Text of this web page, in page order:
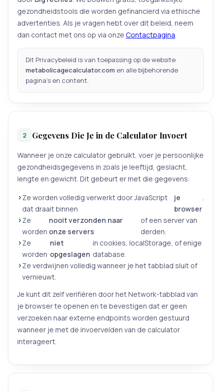
gezondheidstools die worden gefinancierd via ethische
advertenties. Als je vragen hebt over dit beleid, neem
dan contact met ons op via onze Contactpagina
Dit Privacybeleid is van toepassing op de website
metabolicagecalculator.com en alle bijbehorende
pagina's en content.
2 Gegevens Die Je in de Calculator Invoert
Wanneer je onze calculator gebruikt, voer je persoonlijke
gezondheidsgegevens in zoals je leeftijd, geslacht,
lengte en gewicht. Dit gebeurt er met die gegevens:
Ze worden volledig verwerkt door JavaScript
dat draait binnen
je
browser
.
Ze
worden
nooit verzonden naar
onze servers
of een server van
derden.
Ze
worden
niet
opgeslagen
in cookies, localStorage, of enige
database.
Ze verdwijnen volledig wanneer je het tabblad sluit of
vernieuwt.
Je kunt dit zelf verifiëren door het Network-tabblad van
je browser te openen en te bevestigen dat er geen
verzoeken naar externe endpoints worden gestuurd
wanneer je met de invoervelden van de calculator
interageert.